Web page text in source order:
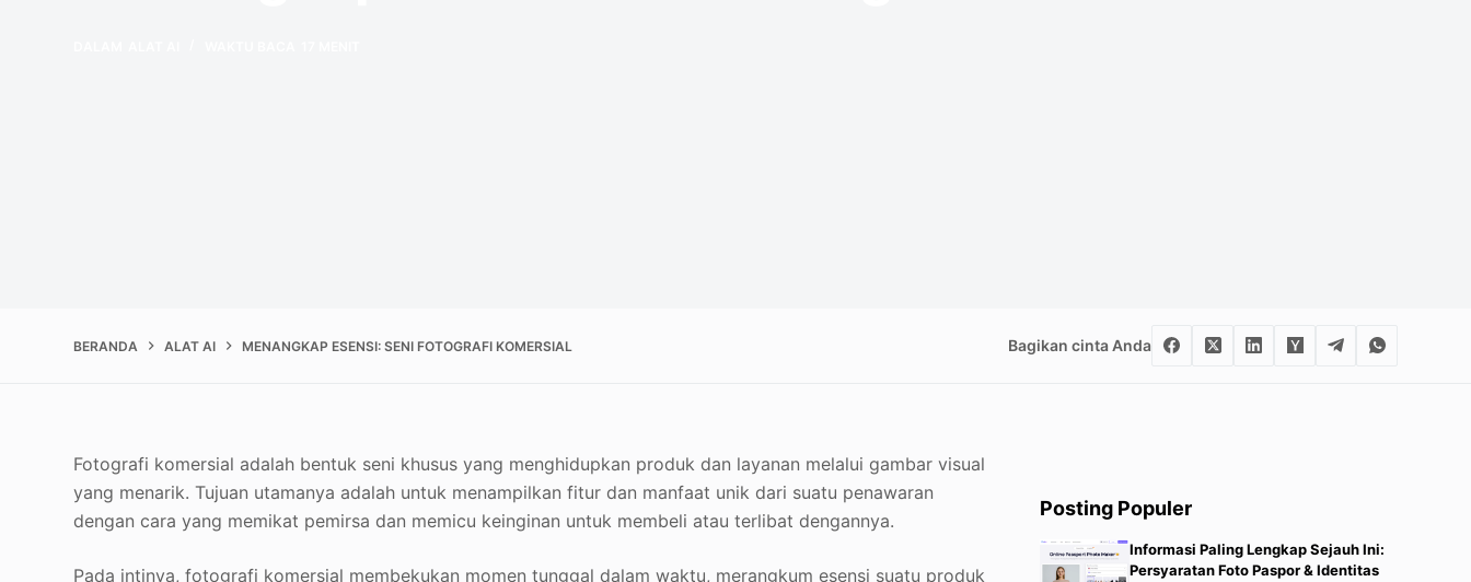
BERANDA ALAT AI MENANGKAP ESENSI: SENI FOTOGRAFI KOMERSIAL Bagikan cinta Anda
Fotografi komersial adalah bentuk seni khusus yang menghidupkan produk dan layanan melalui gambar visual
yang menarik. Tujuan utamanya adalah untuk menampilkan fitur dan manfaat unik dari suatu penawaran
dengan cara yang memikat pemirsa dan memicu keinginan untuk membeli atau terlibat dengannya.
Pada intinya, fotografi komersial membekukan momen tunggal dalam waktu, merangkum esensi suatu produk
Posting Populer
Informasi Paling Lengkap Sejauh Ini:
Persyaratan Foto Paspor & Identitas